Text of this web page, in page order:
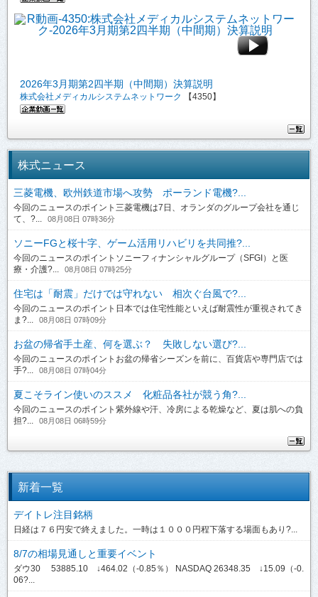
2026年3月期第2四半期（中間期）決算説明
株式会社メディカルシステムネットワーク 【4350】
株式ニュース
三菱電機、欧州鉄道市場へ攻勢 ポーランド電機?...
今回のニュースのポイント三菱電機は7日、オランダのグループ会社を通じ
て、?...
08月08日 07時36分
ソニーFGと桜十字、ゲーム活用リハビリを共同推?...
今回のニュースのポイントソニーフィナンシャルグループ（SFGI）と医
療・介護?...
08月08日 07時25分
住宅は「耐震」だけでは守れない 相次ぐ台風で?...
今回のニュースのポイント日本では住宅性能といえば耐震性が重視されてき
ま?...
08月08日 07時09分
お盆の帰省手土産、何を選ぶ？ 失敗しない選び?...
今回のニュースのポイントお盆の帰省シーズンを前に、百貨店や専門店では
手?...
08月08日 07時04分
夏こそライン使いのススメ 化粧品各社が競う角?...
今回のニュースのポイント紫外線や汗、冷房による乾燥など、夏は肌への負
担?...
08月08日 06時59分
新着一覧
デイトレ注目銘柄
日経は７６円安で終えました。一時は１０００円程下落する場面もあり?...
8/7の相場見通しと重要イベント
ダウ30 53885.10 ↓464.02（-0.85％） NASDAQ 26348.35 ↓15.09（-0.
06?...